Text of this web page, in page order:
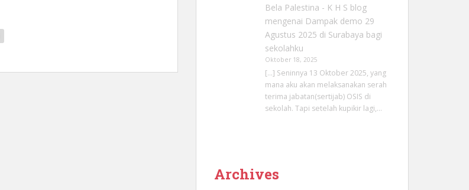
Bela Palestina - K H S blog
mengenai Dampak demo 29
Agustus 2025 di Surabaya bagi
sekolahku
Oktober 18, 2025
[…] Seninnya 13 Oktober 2025, yang
mana aku akan melaksanakan serah
terima jabatan(sertijab) OSIS di
sekolah. Tapi setelah kupikir lagi,…
Archives